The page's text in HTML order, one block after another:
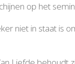
op het
niet in staat is